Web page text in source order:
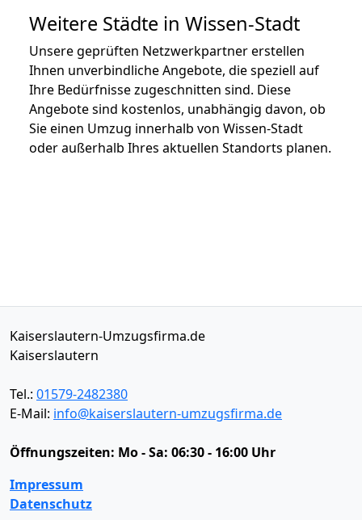
Weitere Städte in Wissen-Stadt
Unsere geprüften Netzwerkpartner erstellen
Ihnen unverbindliche Angebote, die speziell auf
Ihre Bedürfnisse zugeschnitten sind. Diese
Angebote sind kostenlos, unabhängig davon, ob
Sie einen Umzug innerhalb von Wissen-Stadt
oder außerhalb Ihres aktuellen Standorts planen.
Kaiserslautern-Umzugsfirma.de
Kaiserslautern
Tel.: 01579-2482380
E-Mail: info@kaiserslautern-umzugsfirma.de
Öffnungszeiten: Mo - Sa: 06:30 - 16:00 Uhr
Impressum
Datenschutz